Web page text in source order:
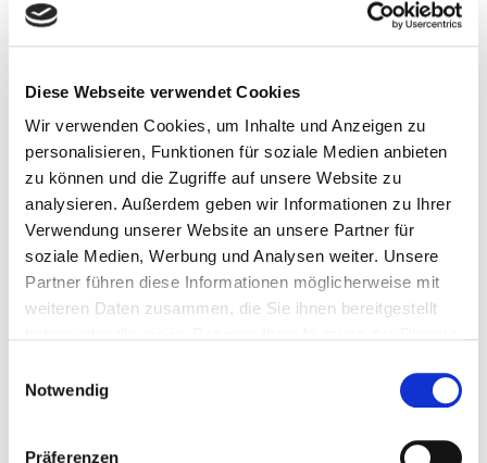
Diese Webseite verwendet Cookies
Wir verwenden Cookies, um Inhalte und Anzeigen zu
personalisieren, Funktionen für soziale Medien anbieten
zu können und die Zugriffe auf unsere Website zu
analysieren. Außerdem geben wir Informationen zu Ihrer
Verwendung unserer Website an unsere Partner für
soziale Medien, Werbung und Analysen weiter. Unsere
Partner führen diese Informationen möglicherweise mit
weiteren Daten zusammen, die Sie ihnen bereitgestellt
Notwendig
Präferenzen
Einfahren bei Unwetter
Individuelle Anpassung:
Schatten, Belüftung und Lichteinfall
ganz nach Bedarf
Sie interessieren sich für unsere
Sonnenschutzlösungen?
Beschattungen für den Garten an – sicher ist
auch das Passende für Sie dabei.